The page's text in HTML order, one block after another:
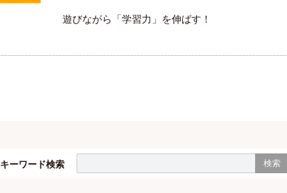
遊びながら「学習力」を伸ばす！
キーワード検索 検索